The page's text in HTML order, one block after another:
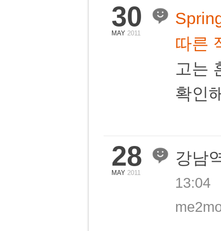
30
MAY 2011
따른
고는
확인
28
MAY 2011
강남
13:04